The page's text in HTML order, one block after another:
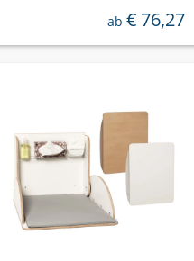
regulärer preis:
ab € 76,27